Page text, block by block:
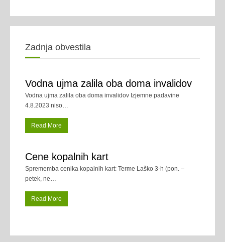
Zadnja obvestila
Vodna ujma zalila oba doma invalidov
Vodna ujma zalila oba doma invalidov Izjemne padavine
4.8.2023 niso
Read More
Cene kopalnih kart
Sprememba cenika kopalnih kart: Terme Laško 3-h (pon. –
petek, ne…
Read More